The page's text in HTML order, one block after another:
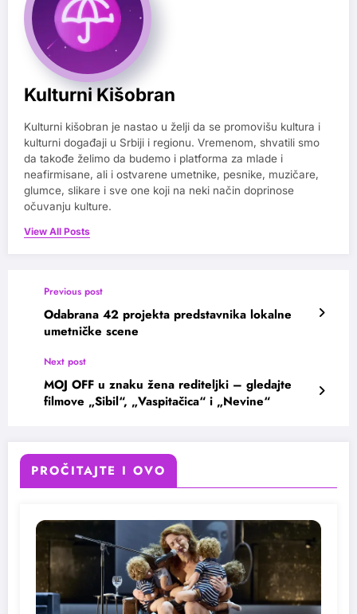
Kulturni Kišobran
Kulturni kišobran je nastao u želji da se promovišu kultura i
kulturni događaji u Srbiji i regionu. Vremenom, shvatili smo
da takođe želimo da budemo i platforma za mlade i
neafirmisane, ali i ostvarene umetnike, pesnike, muzičare,
glumce, slikare i sve one koji na neki način doprinose
očuvanju kulture.
View All Posts
Previous post
Odabrana 42 projekta predstavnika lokalne
umetničke scene
Next post
MOJ OFF u znaku žena rediteljki – gledajte
filmove „Sibil“, „Vaspitačica“ i „Nevine“
PROČITAJTE I OVO